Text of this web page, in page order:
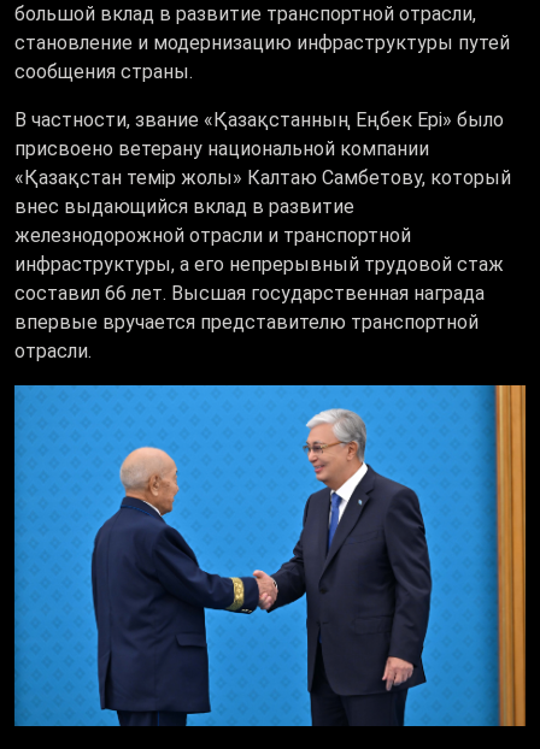
большой вклад в развитие транспортной отрасли,
становление и модернизацию инфраструктуры путей
сообщения страны.
В частности, звание «Қазақстанның Еңбек Ері» было
присвоено ветерану национальной компании
«Қазақстан темір жолы» Калтаю Самбетову, который
внес выдающийся вклад в развитие
железнодорожной отрасли и транспортной
инфраструктуры, а его непрерывный трудовой стаж
составил 66 лет. Высшая государственная награда
впервые вручается представителю транспортной
отрасли.